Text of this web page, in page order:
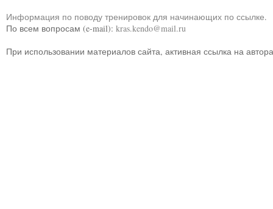
Информация по поводу тренировок для начинающих по ссылке.
По всем вопросам (e-mail): kras.kendo@mail.ru
При использовании материалов сайта, активная ссылка на